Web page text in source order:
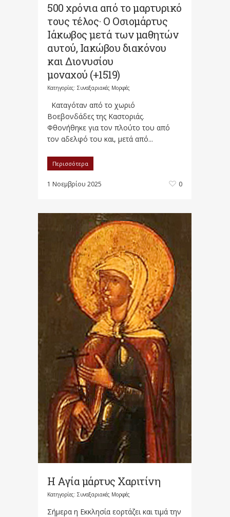
500 χρόνια από το μαρτυρικό
τους τέλος· Ο Οσιομάρτυς
Ιάκωβος μετά των μαθητών
αυτού, Ιακώβου διακόνου
και Διονυσίου
μοναχού (+1519)
Κατηγορίες: Συναξαριακές Μορφές
Καταγόταν από το χωριό
Βοεβονδάδες της Καστοριάς.
Φθονήθηκε για τον πλούτο του από
τον αδελφό του και, μετά από...
Περισσότερα
1 Νοεμβρίου 2025 0
Η Αγία μάρτυς Χαριτίνη
Κατηγορίες: Συναξαριακές Μορφές
Σήμερα η Εκκλησία εορτάζει και τιμά την